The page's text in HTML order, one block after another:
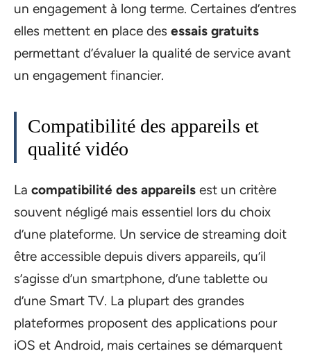
un engagement à long terme. Certaines d’entres
elles mettent en place des essais gratuits
permettant d’évaluer la qualité de service avant
un engagement financier.
Compatibilité des appareils et
qualité vidéo
La compatibilité des appareils est un critère
souvent négligé mais essentiel lors du choix
d’une plateforme. Un service de streaming doit
être accessible depuis divers appareils, qu’il
s’agisse d’un smartphone, d’une tablette ou
d’une Smart TV. La plupart des grandes
plateformes proposent des applications pour
iOS et Android, mais certaines se démarquent